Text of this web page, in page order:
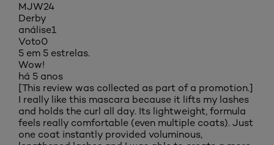
MJW24
Derby
análise1
Voto0
5 em 5 estrelas.
Wow!
há 5 anos
[This review was collected as part of a promotion.]
I really like this mascara because it lifts my lashes
and holds the curl all day. Its lightweight, formula
feels really comfortable (even multiple coats). Just
one coat instantly provided voluminous,